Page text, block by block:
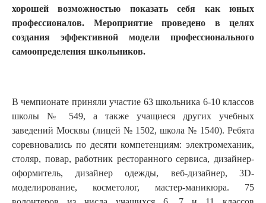
хорошей возможностью показать себя как юных
профессионалов. Мероприятие проведено в целях
создания эффективной модели профессионального
самоопределения школьников.
В чемпионате приняли участие 63 школьника 6-10 классов
школы № 549, а также учащиеся других учебных
заведений Москвы (лицей № 1502, школа № 1540). Ребята
соревновались по десяти компетенциям: электромеханик,
столяр, повар, работник ресторанного сервиса, дизайнер-
оформитель, дизайнер одежды, веб-дизайнер, 3D-
моделирование, косметолог, мастер-маникюра. 75